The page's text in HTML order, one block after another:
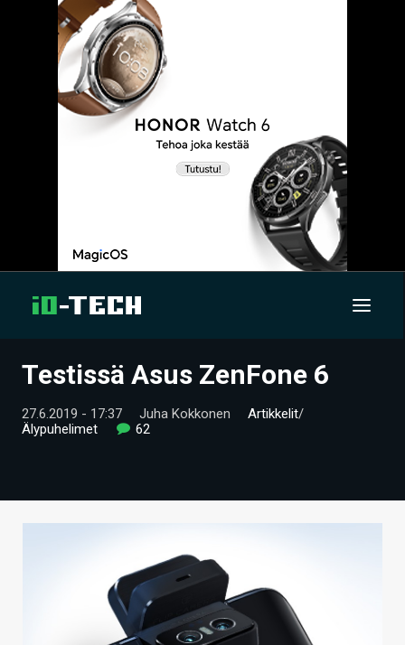
UUTISET
ARTIKKELIT
TECHBBS
Testissä Asus ZenFone 6
27.6.2019 - 17:37 Juha Kokkonen Artikkelit/
Älypuhelimet
62